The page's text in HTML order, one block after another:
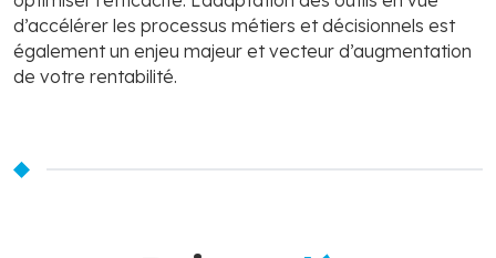
d’accélérer les processus métiers et décisionnels est
également un enjeu majeur et vecteur d’augmentation
de votre rentabilité.